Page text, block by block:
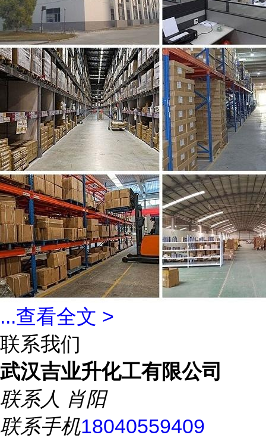
...查看全文 >
联系我们
武汉吉业升化工有限公司
联系人 肖阳
联系手机18040559409